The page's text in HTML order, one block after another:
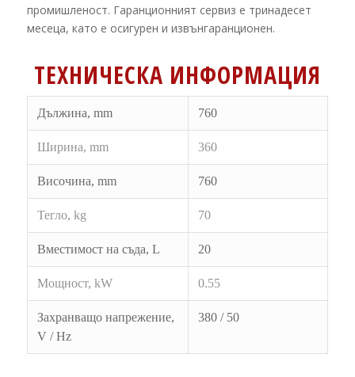
промишленост. Гаранционният сервиз е тринадесет
месеца, като е осигурен и извънгаранционен.
ТЕХНИЧЕСКА ИНФОРМАЦИЯ
Дължина, mm 760
Ширина, mm 360
Височина, mm 760
Тегло, kg 70
Вместимост на съда, L 20
Мощност, kW 0.55
Захранващо напрежение,
V / Hz
380 / 50